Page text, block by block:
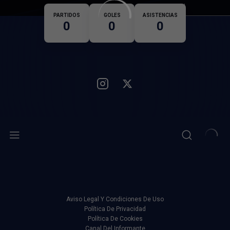
Nacionalidad
PARTIDOS
0
GOLES
0
ASISTENCIAS
0
Aviso Legal Y Condiciones De Uso
Política De Privacidad
Política De Cookies
Canal Del Informante